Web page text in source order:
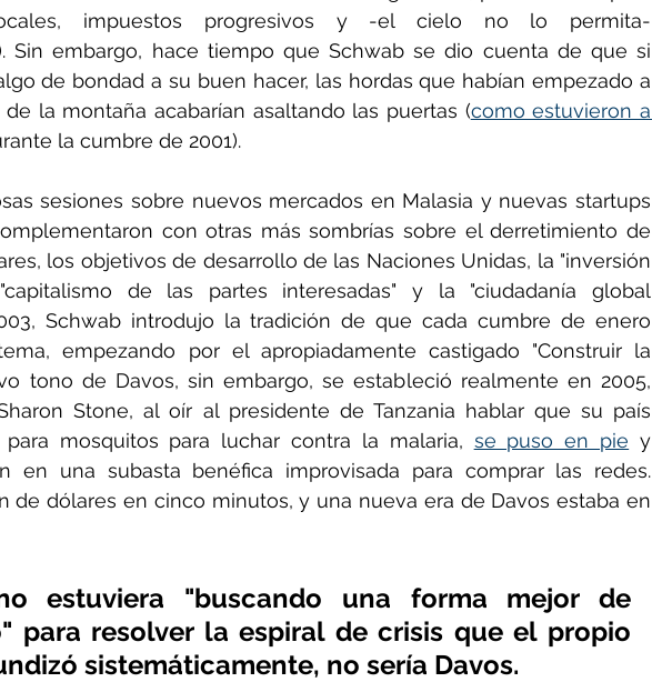
impuestos progresivos y -el cielo no lo permita-
Sin embargo, hace tiempo que Schwab se dio cuenta de que si
de bondad a su buen hacer, las hordas que habían empezado a
la montaña acabarían asaltando las puertas (como estuvieron a
la cumbre de 2001).
sesiones sobre nuevos mercados en Malasia y nuevas startups
con otras más sombrías sobre el derretimiento de
los objetivos de desarrollo de las Naciones Unidas, la "inversión
de las partes interesadas" y la "ciudadanía global
Schwab introdujo la tradición de que cada cumbre de enero
empezando por el apropiadamente castigado "Construir la
tono de Davos, sin embargo, se estableció realmente en 2005,
Stone, al oír al presidente de Tanzania hablar que su país
para mosquitos para luchar contra la malaria, se puso en pie y
en una subasta benéfica improvisada para comprar las redes.
de dólares en cinco minutos, y una nueva era de Davos estaba en
estuviera "buscando una forma mejor de
para resolver la espiral de crisis que el propio
sistemáticamente, no sería Davos.